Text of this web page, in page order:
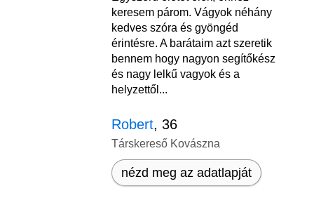
keresem párom. Vágyok néhány
kedves szóra és gyöngéd
érintésre. A barátaim azt szeretik
bennem hogy nagyon segítőkész
és nagy lelkű vagyok és a
helyzettől...
Robert, 36
Társkereső Kovászna
nézd meg az adatlapját